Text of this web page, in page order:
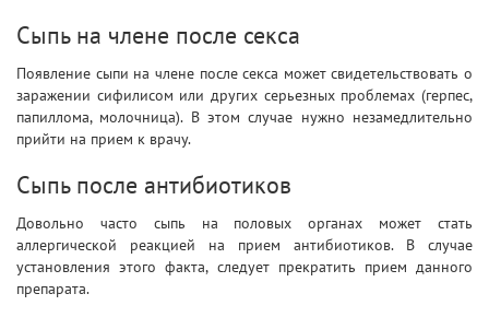
Сыпь на члене после секса
Появление сыпи на члене после секса может свидетельствовать о
заражении сифилисом или других серьезных проблемах (герпес,
папиллома, молочница). В этом случае нужно незамедлительно
прийти на прием к врачу.
Сыпь после антибиотиков
Довольно часто сыпь на половых органах может стать
аллергической реакцией на прием антибиотиков. В случае
установления этого факта, следует прекратить прием данного
препарата.